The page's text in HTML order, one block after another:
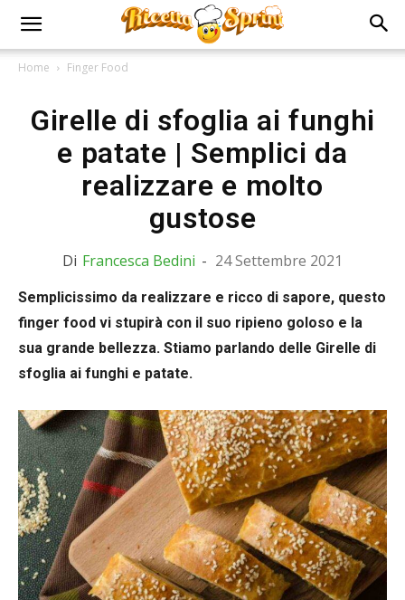
Home Finger Food
Girelle di sfoglia ai funghi
e patate | Semplici da
realizzare e molto
gustose
Di Francesca Bedini - 24 Settembre 2021
Semplicissimo da realizzare e ricco di sapore, questo
finger food vi stupirà con il suo ripieno goloso e la
sua grande bellezza. Stiamo parlando delle Girelle di
sfoglia ai funghi e patate.